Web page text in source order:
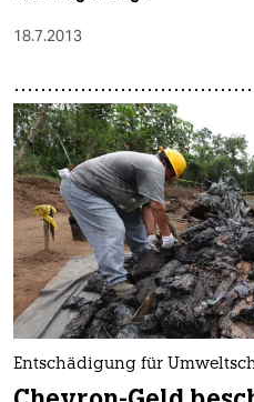
18.7.2013
Entschädigung für